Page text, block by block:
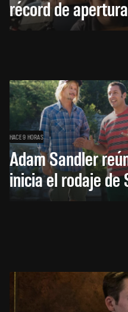
récord de apertura
HACE 9 HORAS
Adam Sandler
inicia el rodaje de